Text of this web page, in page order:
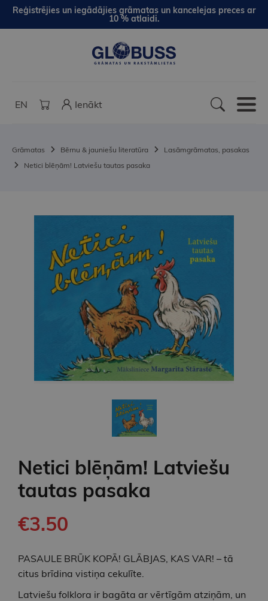
Reģistrējies un iegādājies grāmatas un kancelejas preces ar
10 % atlaidi.
EN Ienākt
Grāmatas Bērnu & jauniešu literatūra
Lasāmgrāmatas, pasakas
Netici blēņām! Latviešu tautas pasaka
Netici blēņām! Latviešu
tautas pasaka
€3.50
PASAULE BRŪK KOPĀ! GLĀBJAS, KAS VAR! – tā
citus brīdina vistiņa cekulīte.
Latviešu folklora ir bagāta ar vērtīgām atziņām, un